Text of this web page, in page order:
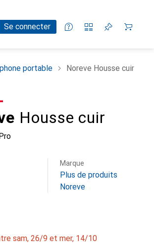
client
Se connecter
comparaison
portable Noreve Housse cuir
Housse cuir
Marque
Plus de produits
Noreve
sam, 26/9 et mer, 14/10